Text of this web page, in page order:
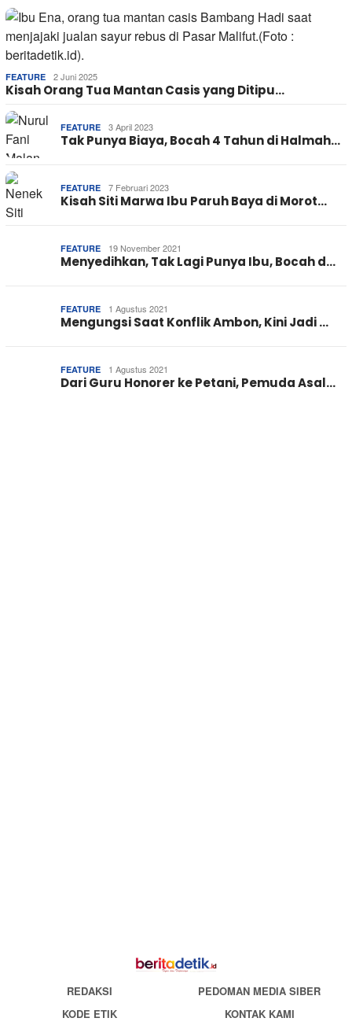
FEATURE 2 Juni 2025
Kisah Orang Tua Mantan Casis yang Ditipu…
FEATURE 3 April 2023
Tak Punya Biaya, Bocah 4 Tahun di Halmah…
FEATURE 7 Februari 2023
Kisah Siti Marwa Ibu Paruh Baya di Morot…
FEATURE 19 November 2021
Menyedihkan, Tak Lagi Punya Ibu, Bocah d…
FEATURE 1 Agustus 2021
Mengungsi Saat Konflik Ambon, Kini Jadi …
FEATURE 1 Agustus 2021
Dari Guru Honorer ke Petani, Pemuda Asal…
REDAKSI
PEDOMAN MEDIA SIBER
KODE ETIK
KONTAK KAMI